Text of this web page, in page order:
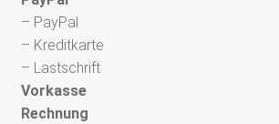
– PayPal
– Kreditkarte
– Lastschrift
Vorkasse
Rechnung